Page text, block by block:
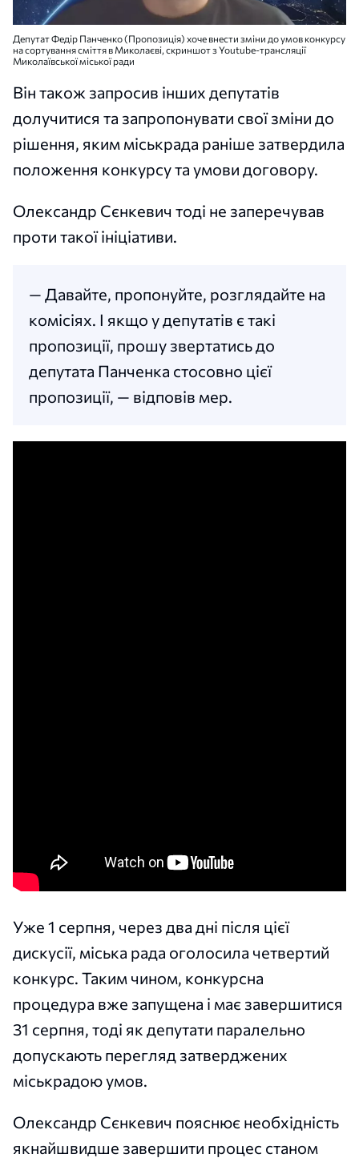
Депутат Федір Панченко (Пропозиція) хоче внести зміни до умов конкурсу
на сортування сміття в Миколаєві, скриншот з Youtube-трансляції
Миколаївської міської ради
Він також запросив інших депутатів
долучитися та запропонувати свої зміни до
рішення, яким міськрада раніше затвердила
положення конкурсу та умови договору.
Олександр Сєнкевич тоді не заперечував
проти такої ініціативи.
— Давайте, пропонуйте, розглядайте на
комісіях. І якщо у депутатів є такі
пропозиції, прошу звертатись до
депутата Панченка стосовно цієї
пропозиції, — відповів мер.
Уже 1 серпня, через два дні після цієї
дискусії, міська рада оголосила четвертий
конкурс. Таким чином, конкурсна
процедура вже запущена і має завершитися
31 серпня, тоді як депутати паралельно
допускають перегляд затверджених
міськрадою умов.
Олександр Сєнкевич пояснює необхідність
якнайшвидше завершити процес станом